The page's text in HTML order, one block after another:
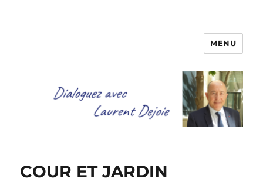
Dialoguez avec Laurent Dejoie
MENU
COUR ET JARDIN